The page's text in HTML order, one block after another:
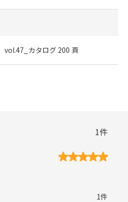
vol.47_カタログ 200 頁
1件
1件